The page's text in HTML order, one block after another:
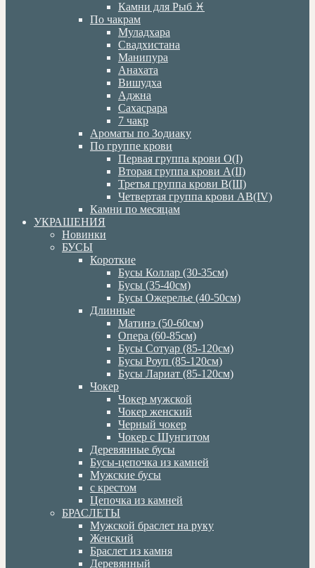
Камни для Рыб ♓️
По чакрам
Муладхара
Свадхистана
Манипура
Анахата
Вишудха
Аджна
Сахасрара
7 чакр
Ароматы по Зодиаку
По группе крови
Первая группа крови О(I)
Вторая группа крови А(II)
Третья группа крови В(III)
Четвертая группа крови АВ(IV)
Камни по месяцам
УКРАШЕНИЯ
Новинки
БУСЫ
Короткие
Бусы Коллар (30-35см)
Бусы (35-40см)
Бусы Ожерелье (40-50см)
Длинные
Матинэ (50-60см)
Опера (60-85см)
Бусы Сотуар (85-120см)
Бусы Роуп (85-120см)
Бусы Лариат (85-120см)
Чокер
Чокер мужской
Чокер женский
Черный чокер
Чокер с Шунгитом
Деревянные бусы
Бусы-цепочка из камней
Мужские бусы
с крестом
Цепочка из камней
БРАСЛЕТЫ
Мужской браслет на руку
Женский
Браслет из камня
Деревянный